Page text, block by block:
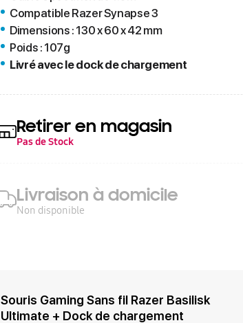
Compatible Razer Synapse 3
Dimensions : 130 x 60 x 42 mm
Poids : 107g
Livré avec le dock de chargement
Retirer en magasin
Pas de Stock
Livraison à domicile
Non disponible
Souris Gaming Sans fil Razer Basilisk
Ultimate + Dock de chargement